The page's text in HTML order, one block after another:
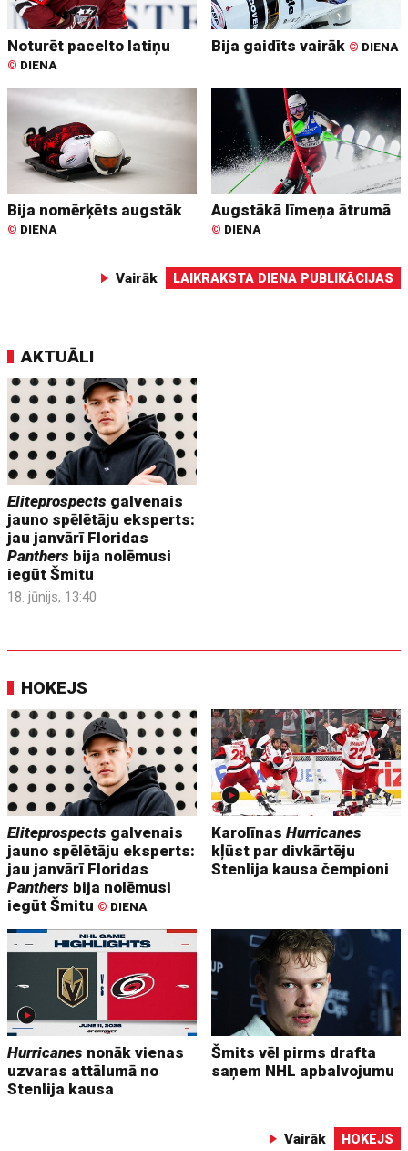
Noturēt pacelto latiņu
© DIENA
Bija gaidīts vairāk © DIENA
Bija nomērķēts augstāk
© DIENA
Augstākā līmeņa ātrumā
© DIENA
Vairāk LAIKRAKSTA DIENA PUBLIKĀCIJAS
AKTUĀLI
Eliteprospects galvenais
jauno spēlētāju eksperts:
jau janvārī Floridas
Panthers bija nolēmusi
iegūt Šmitu
18. jūnijs, 13:40
HOKEJS
Eliteprospects galvenais
jauno spēlētāju eksperts:
jau janvārī Floridas
Panthers bija nolēmusi
iegūt Šmitu © DIENA
KarolīnasHurricanes
kļūst par divkārtēju
Stenlija kausa čempioni
Hurricanes nonāk vienas
uzvaras attālumā no
Stenlija kausa
Šmits vēl pirms drafta
saņem NHL apbalvojumu
Vairāk HOKEJS